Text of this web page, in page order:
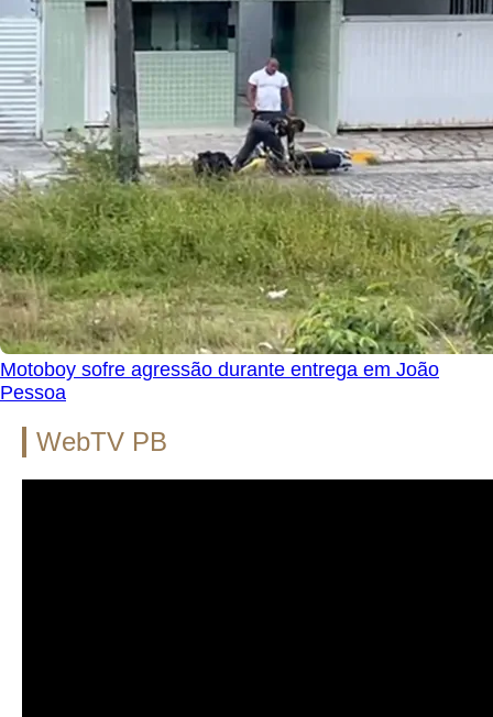
Motoboy sofre agressão durante entrega em João
Pessoa
WebTV PB